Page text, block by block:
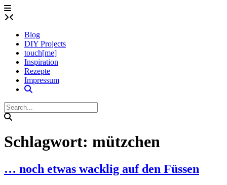
Skip
to
Blog
DIY Projects
touch[me]
Inspiration
Rezepte
Impressum
Schlagwort: mützchen
… noch etwas wacklig auf den Füssen